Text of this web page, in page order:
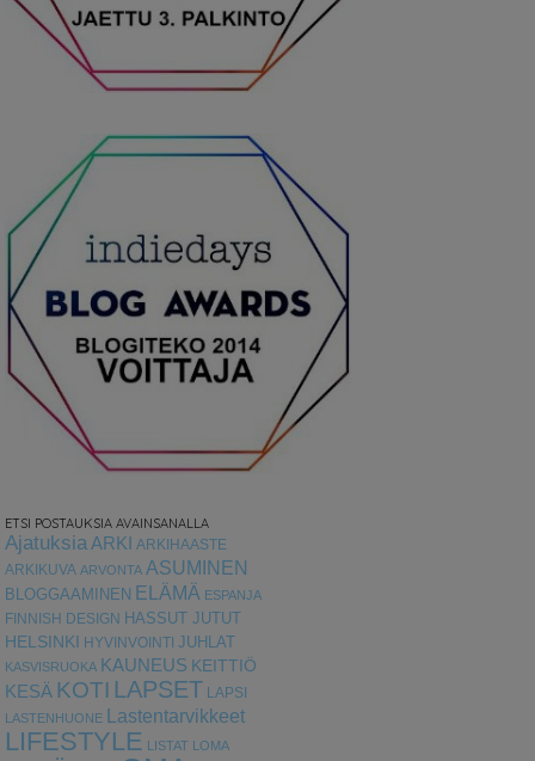
ETSI POSTAUKSIA AVAINSANALLA
Ajatuksia ARKI ARKIHAASTE
ARKIKUVA ARVONTA ASUMINEN
BLOGGAAMINEN ELÄMÄ ESPANJA
FINNISH DESIGN HASSUT JUTUT
HELSINKI
HYVINVOINTI JUHLAT
KASVISRUOKA KAUNEUS KEITTIÖ
KESÄ KOTI LAPSET LAPSI
LASTENHUONE Lastentarvikkeet
LIFESTYLE LISTAT LOMA